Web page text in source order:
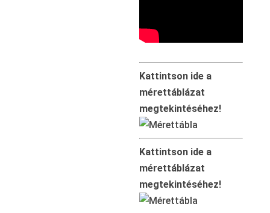
Kattintson ide a
mérettáblázat
megtekintéséhez!
Kattintson ide a
mérettáblázat
megtekintéséhez!